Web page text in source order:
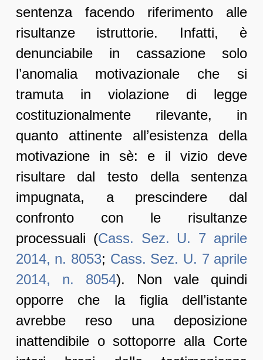
sentenza facendo riferimento alle
risultanze istruttorie. Infatti, è
denunciabile in cassazione solo
l’anomalia motivazionale che si
tramuta in violazione di legge
costituzionalmente rilevante, in
quanto attinente all’esistenza della
motivazione in sè: e il vizio deve
risultare dal testo della sentenza
impugnata, a prescindere dal
confronto con le risultanze
processuali (Cass. Sez. U. 7 aprile
2014, n. 8053; Cass. Sez. U. 7 aprile
2014, n. 8054). Non vale quindi
opporre che la figlia dell’istante
avrebbe reso una deposizione
inattendibile o sottoporre alla Corte